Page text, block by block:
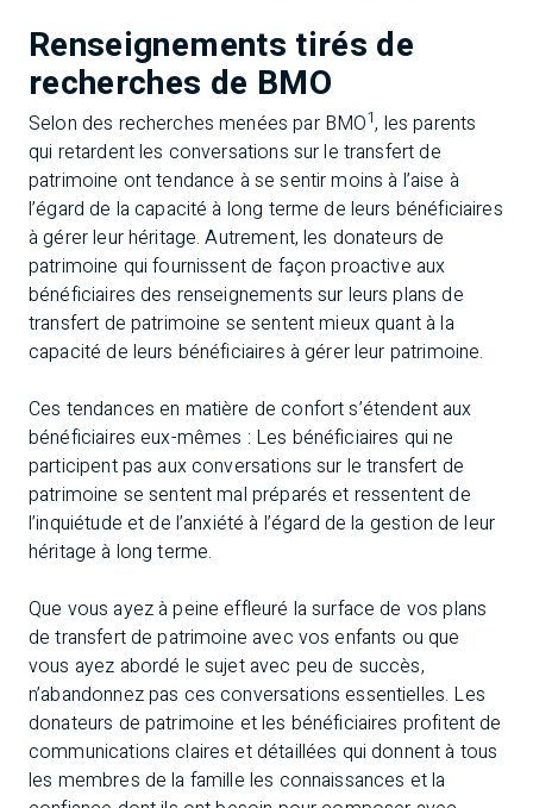
Renseignements tirés de
recherches de BMO
Selon des recherches menées par BMO1, les parents
qui retardent les conversations sur le transfert de
patrimoine ont tendance à se sentir moins à l’aise à
l’égard de la capacité à long terme de leurs bénéficiaires
à gérer leur héritage. Autrement, les donateurs de
patrimoine qui fournissent de façon proactive aux
bénéficiaires des renseignements sur leurs plans de
transfert de patrimoine se sentent mieux quant à la
capacité de leurs bénéficiaires à gérer leur patrimoine.
Ces tendances en matière de confort s’étendent aux
bénéficiaires eux-mêmes : Les bénéficiaires qui ne
participent pas aux conversations sur le transfert de
patrimoine se sentent mal préparés et ressentent de
l’inquiétude et de l’anxiété à l’égard de la gestion de leur
héritage à long terme.
Que vous ayez à peine effleuré la surface de vos plans
de transfert de patrimoine avec vos enfants ou que
vous ayez abordé le sujet avec peu de succès,
n’abandonnez pas ces conversations essentielles. Les
donateurs de patrimoine et les bénéficiaires profitent de
communications claires et détaillées qui donnent à tous
les membres de la famille les connaissances et la